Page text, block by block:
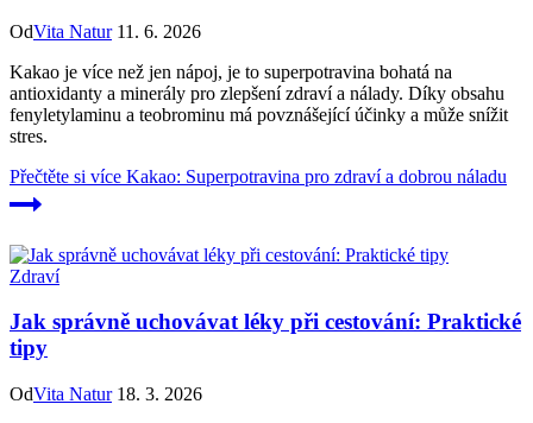
OdVita Natur 11. 6. 2026
Kakao je více než jen nápoj, je to superpotravina bohatá na
antioxidanty a minerály pro zlepšení zdraví a nálady. Díky obsahu
fenyletylaminu a teobrominu má povznášející účinky a může snížit
stres.
Přečtěte si více Kakao: Superpotravina pro zdraví a dobrou náladu
Zdraví
Jak správně uchovávat léky při cestování: Praktické
tipy
OdVita Natur 18. 3. 2026